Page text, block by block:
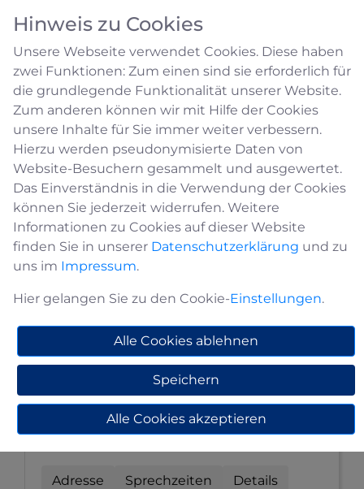
Schulangelegenheiten
Im Bereich der Hansestadt Medebach befinden
sich dieHanse-Grundschuleund die
Sekundarschule Medebach-Winterberg.
Für weitere Auskünfte nehmen Sie bitte
Kontakt
Christine Feilcke
c.feilcke@medebach.de
02982 / 400-413
Adresse Sprechzeiten Details
Hinweis zu Cookies
Unsere Webseite verwendet Cookies. Diese haben
zwei Funktionen: Zum einen sind sie erforderlich für
die grundlegende Funktionalität unserer Website.
Zum anderen können wir mit Hilfe der Cookies
unsere Inhalte für Sie immer weiter verbessern.
Hierzu werden pseudonymisierte Daten von
Website-Besuchern gesammelt und ausgewertet.
Das Einverständnis in die Verwendung der Cookies
können Sie jederzeit widerrufen. Weitere
Informationen zu Cookies auf dieser Website
finden Sie in unserer Datenschutzerklärung und zu
uns im Impressum.
Hier gelangen Sie zu den Cookie-Einstellungen.
Alle Cookies ablehnen
Speichern
Alle Cookies akzeptieren